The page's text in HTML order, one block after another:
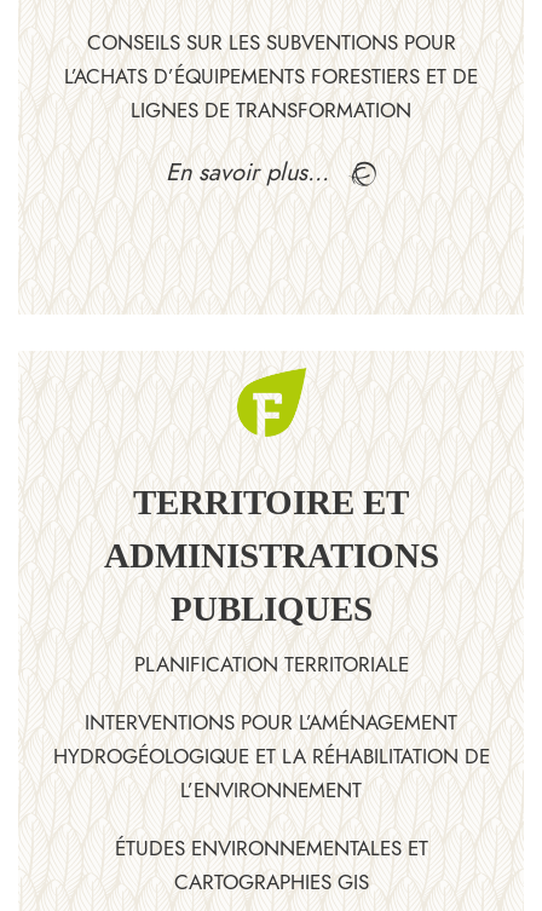
CONSEILS SUR LES SUBVENTIONS POUR
L’ACHATS D’ÉQUIPEMENTS FORESTIERS ET DE
LIGNES DE TRANSFORMATION
En savoir plus…
TERRITOIRE ET
ADMINISTRATIONS
PUBLIQUES
PLANIFICATION TERRITORIALE
INTERVENTIONS POUR L’AMÉNAGEMENT
HYDROGÉOLOGIQUE ET LA RÉHABILITATION DE
L’ENVIRONNEMENT
ÉTUDES ENVIRONNEMENTALES ET
CARTOGRAPHIES GIS